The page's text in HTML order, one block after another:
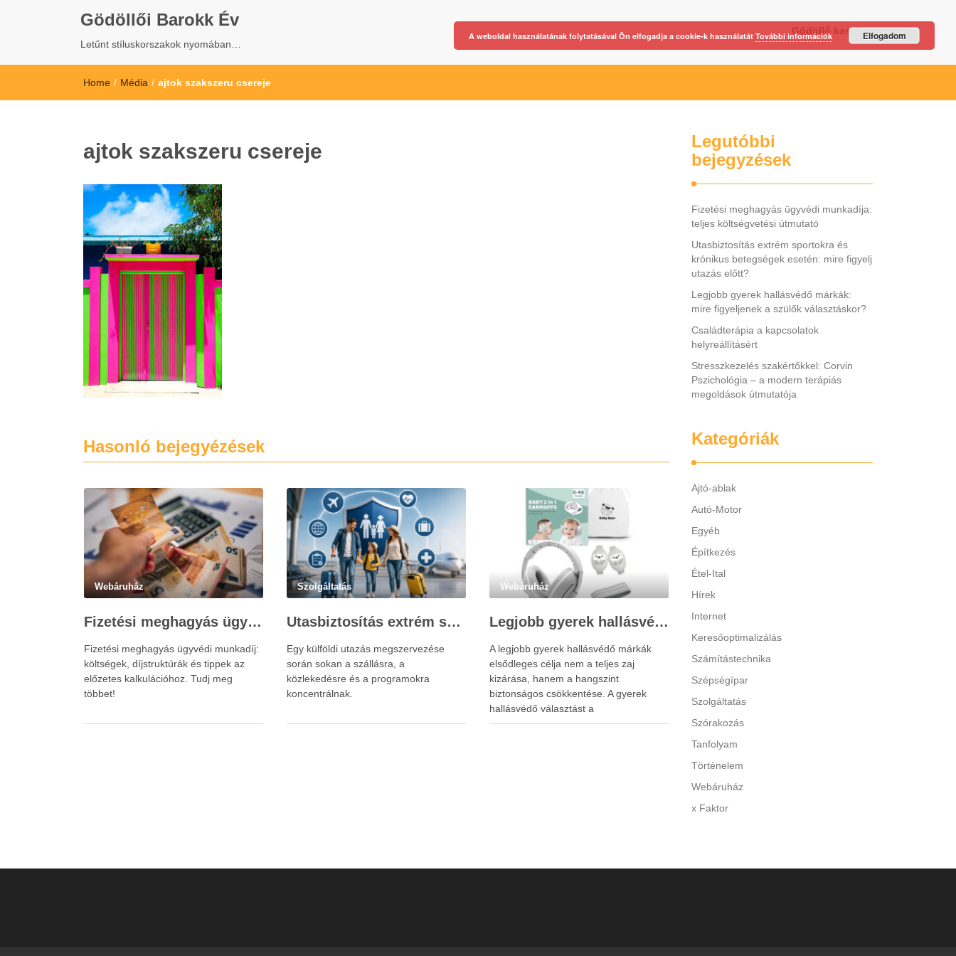
Gödöllői Barokk Év
Letűnt stíluskorszakok nyomában…
Gödöllő kastély
Home / Média / ajtok szakszeru csereje
ajtok szakszeru csereje
Hasonló bejegyézések
Webáruház
Fizetési meghagyás ügyvédi munkadíja: teljes költségvetési útmutató
Fizetési meghagyás ügyvédi munkadíj:
költségek, díjstruktúrák és tippek az
előzetes kalkulációhoz. Tudj meg
többet!
Szolgáltatás
Utasbiztosítás extrém sportokra és krónikus betegségek esetén: mire figyelj utazás előtt?
Egy külföldi utazás megszervezése
során sokan a szállásra, a
közlekedésre és a programokra
koncentrálnak.
Webáruház
Legjobb gyerek hallásvédő márkák: mire figyeljenek a szülők választáskor?
A legjobb gyerek hallásvédő márkák
elsődleges célja nem a teljes zaj
kizárása, hanem a hangszint
biztonságos csökkentése. A gyerek
hallásvédő választást a
www.earplugs.hu weboldal is
Legutóbbi
bejegyzések
Fizetési meghagyás ügyvédi munkadíja:
teljes költségvetési útmutató
Utasbiztosítás extrém sportokra és
krónikus betegségek esetén: mire figyelj
utazás előtt?
Legjobb gyerek hallásvédő márkák:
mire figyeljenek a szülők választáskor?
Családterápia a kapcsolatok
helyreállításért
Stresszkezelés szakértőkkel: Corvin
Pszichológia – a modern terápiás
megoldások útmutatója
Kategóriák
Ajtó-ablak
Autó-Motor
Egyéb
Építkezés
Étel-Ital
Hírek
Internet
Keresőoptimalizálás
Számítástechnika
Szépségípar
Szolgáltatás
Szórakozás
Tanfolyam
Történelem
Webáruház
x Faktor
A weboldal használatának folytatásával Ön elfogadja a cookie-k használatát További információk Elfogadom